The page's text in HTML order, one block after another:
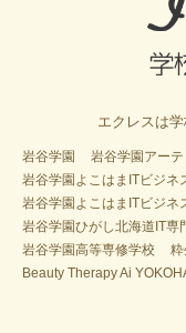
エクレスは
岩谷学園
岩谷学園アー
岩谷学園よこはまITビジネ
岩谷学園よこはまITビジネ
岩谷学園ひがし北海道IT専
岩谷学園高等専修学校
Beauty Therapy Ai